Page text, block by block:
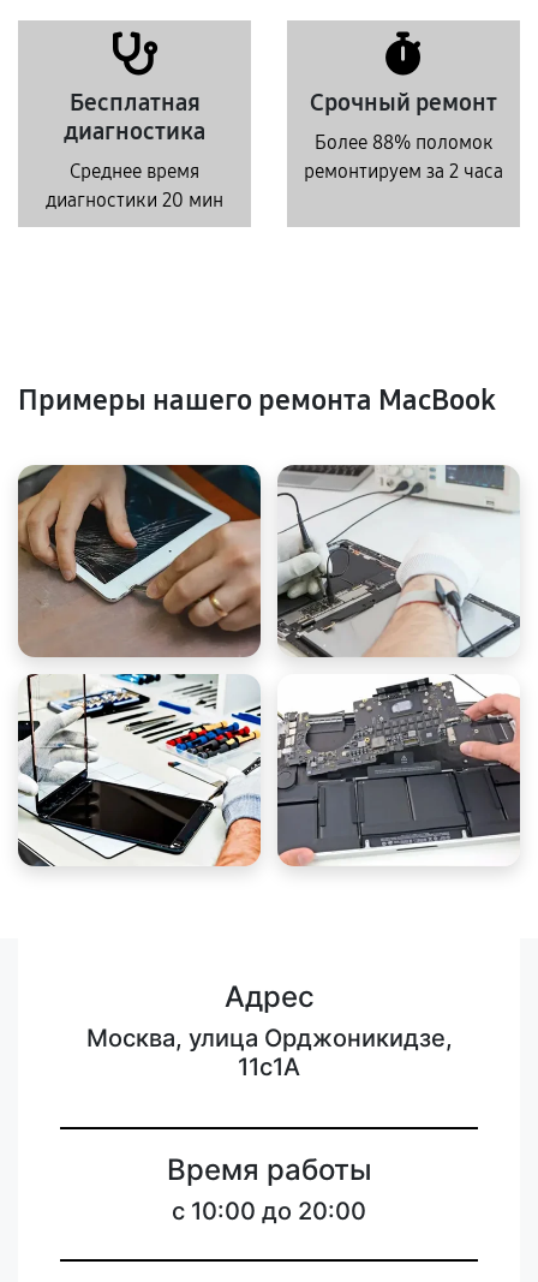
Бесплатная
диагностика
Среднее время
диагностики 20 мин
Срочный ремонт
Более 88% поломок
ремонтируем за 2 часа
Примеры нашего ремонта MacBook
Адрес
Москва, улица Орджоникидзе,
11с1А
Время работы
с 10:00 до 20:00